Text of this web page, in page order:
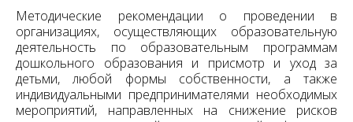
Методические рекомендации o проведении в
организациях, осуществляющих образовательную
деятельность по образовательным программам
дошкольного образования и присмотр и уход за
детьми, любой формы собственности, а также
индивидуальными предпринимателями необходимых
мероприятий, направленных на снижение рисков